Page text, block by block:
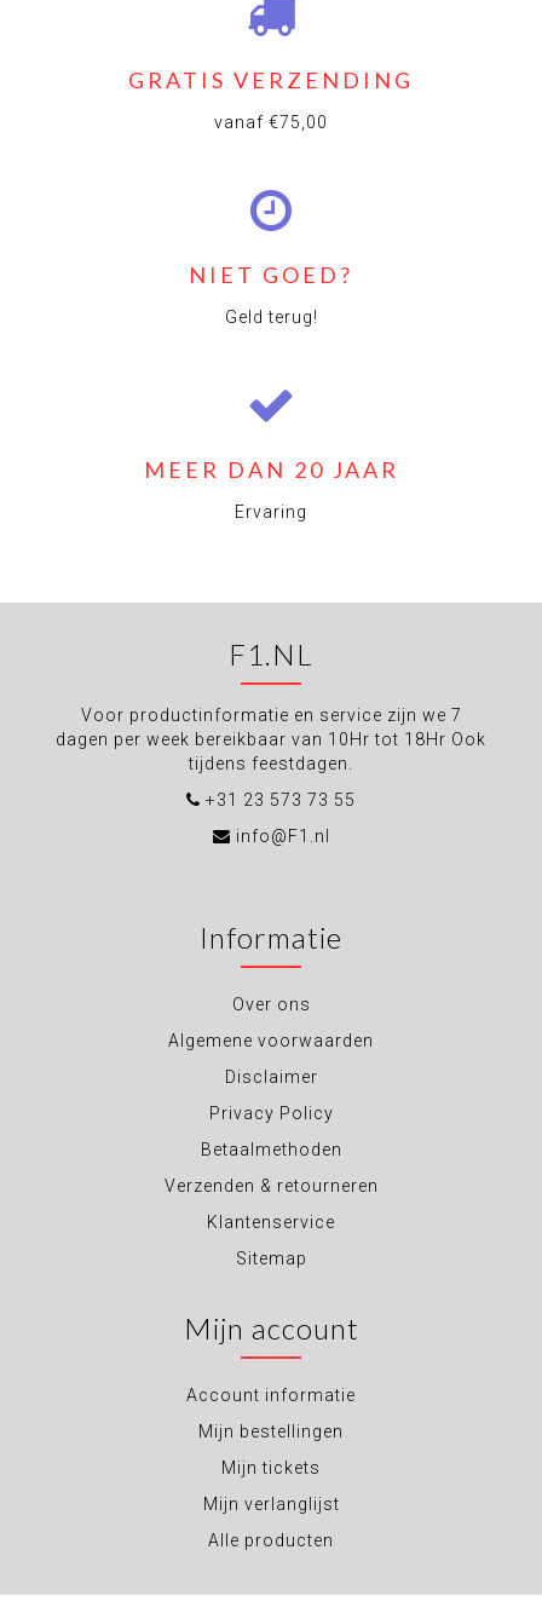
GRATIS VERZENDING
vanaf €75,00
NIET GOED?
Geld terug!
MEER DAN 20 JAAR
Ervaring
F1.NL
Voor productinformatie en service zijn we 7
dagen per week bereikbaar van 10Hr tot 18Hr Ook
tijdens feestdagen.
+31 23 573 73 55
info@F1.nl
Informatie
Over ons
Algemene voorwaarden
Disclaimer
Privacy Policy
Betaalmethoden
Verzenden & retourneren
Klantenservice
Sitemap
Mijn account
Account informatie
Mijn bestellingen
Mijn tickets
Mijn verlanglijst
Alle producten